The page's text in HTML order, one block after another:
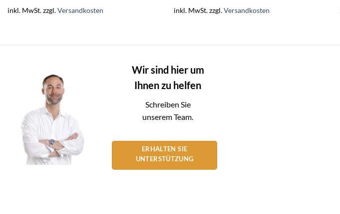
inkl. MwSt.zzgl.Versandkosten inkl. MwSt.zzgl.Versandkosten
Wir sind hier um
Ihnen zu helfen
Schreiben Sie
unserem Team.
ERHALTEN SIE
UNTERSTÜTZUNG